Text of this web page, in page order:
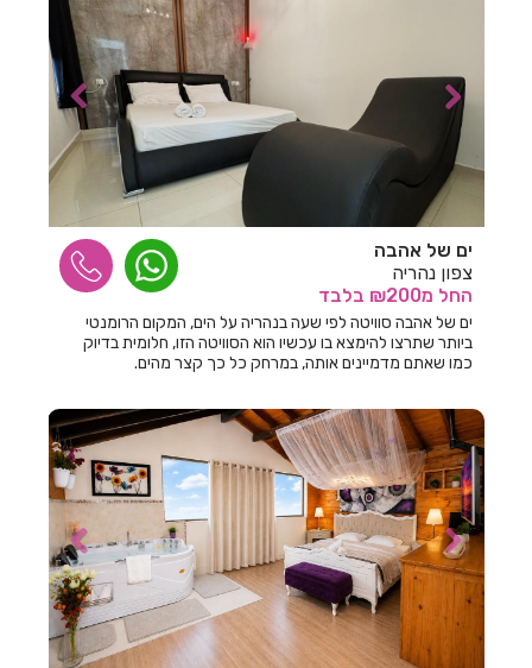
חדרים לפי שעה בבית לחם הגלילית
חדרים לפי שעה בבית נחמיה
חדרים לפי שעה בבית עזרא
חדרים לפי שעה בבית עריף
חדרים לפי שעה בבית קמה
חדרים לפי שעה בבית שאן
חדרים לפי שעה בבית שערים
חדרים לפי שעה בביתר עילית
חדרים לפי שעה בבני עטרות
חדרים לפי שעה בבנימינה
חדרים לפי שעה בבצרה
חדרים לפי שעה בבצת
חדרים לפי שעה בבר גיורא
חדרים לפי שעה בברוש
ים של אהבה
צפון נהריה
החל מ₪200 בלבד
ים של אהבה סוויטה לפי שעה בנהריה על הים, המקום הרומנטי
ביותר שתרצו להימצא בו עכשיו הוא הסוויטה הזו, חלומית בדיוק
כמו שאתם מדמיינים אותה, במרחק כל כך קצר מהים.